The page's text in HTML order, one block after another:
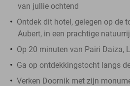
van jullie ochtend
Ontdek dit hotel, gelegen op de
Aubert, in een prachtige
Op 20 minuten van Pairi Daiza,
Ga op ontdekkingstocht langs
Verken Doornik met zijn